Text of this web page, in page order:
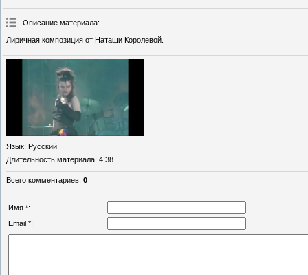
Описание материала:
Лиричная композиция от Наташи Королевой.
Язык: Русский
Длительность материала: 4:38
Всего комментариев: 0
Имя *:
Email *: